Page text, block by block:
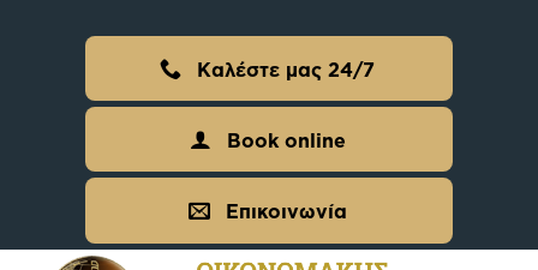
Καλέστε μας 24/7
Book online
Επικοινωνία